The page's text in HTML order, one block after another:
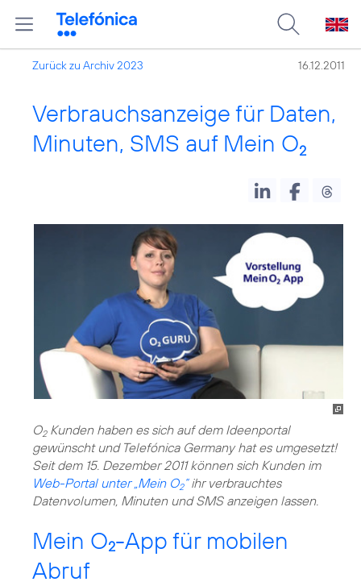
Zurück zu Archiv 2023 16.12.2011
Verbrauchsanzeige für Daten,
Minuten, SMS auf Mein O2
O2Kunden haben es sich auf dem Ideenportal
gewünscht und Telefónica Germany hat es umgesetzt!
Seit dem 15. Dezember 2011 können sich Kunden im
Web-Portal unter „Mein O2“ihr verbrauchtes
Datenvolumen, Minuten und SMS anzeigen lassen.
Mein O2-App für mobilen
Abruf